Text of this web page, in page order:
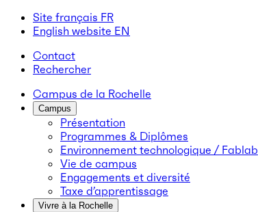
Site français FR
English website EN
Contact
Rechercher
Campus de la Rochelle
Campus
Présentation
Programmes & Diplômes
Environnement technologique / Fablab
Vie de campus
Engagements et diversité
Taxe d’apprentissage
Vivre à la Rochelle